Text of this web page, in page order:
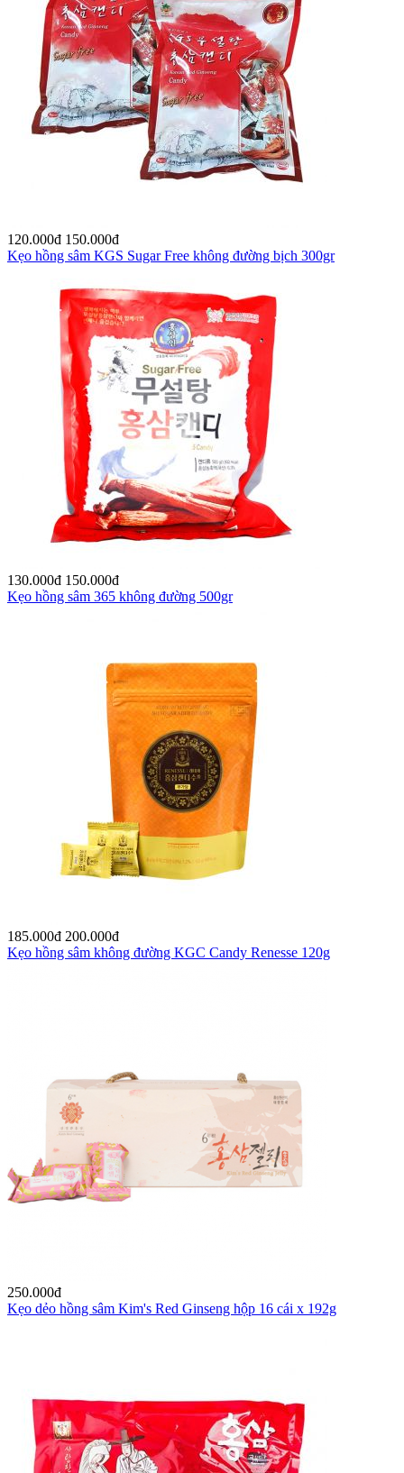
120.000đ 150.000đ
Kẹo hồng sâm KGS Sugar Free không đường bịch 300gr
130.000đ 150.000đ
Kẹo hồng sâm 365 không đường 500gr
185.000đ 200.000đ
Kẹo hồng sâm không đường KGC Candy Renesse 120g
250.000đ
Kẹo dẻo hồng sâm Kim's Red Ginseng hộp 16 cái x 192g